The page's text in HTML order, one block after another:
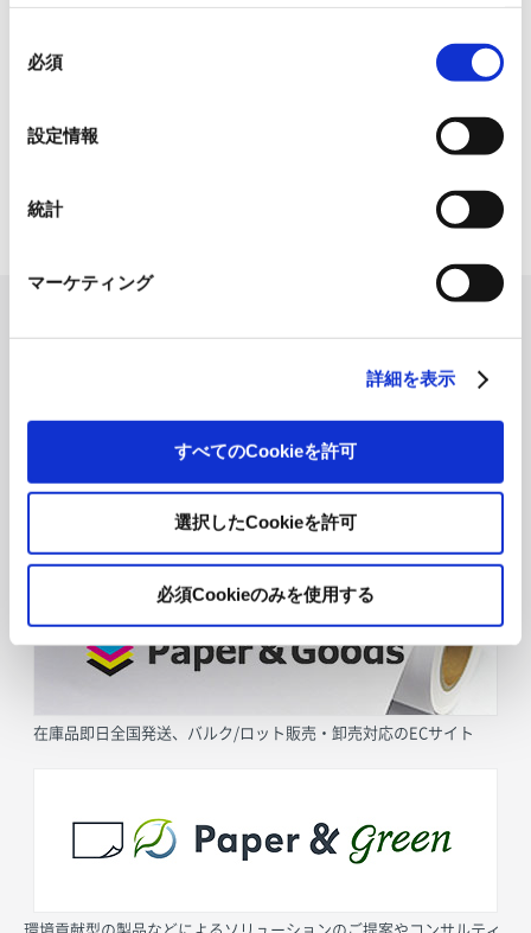
いるので、ご注意ください。これらのクッキーが受け入
れられない場合、本ウェブサイトの機能が制限される場
必須
設定情報
統計
マーケティング
詳細を表示
すべてのCookieを許可
選択したCookieを許可
必須Cookieのみを使用する
化粧品・健康食品メーカーの株式会社ファンケル（以下、「ファ
「周南 蚤の市2026 ×周南本屋通
日本紙パルプ商事は、2026年5月30日および31日に山口県...
在庫品即日全国発送、バルク/ロット販売・卸売対応のECサイト